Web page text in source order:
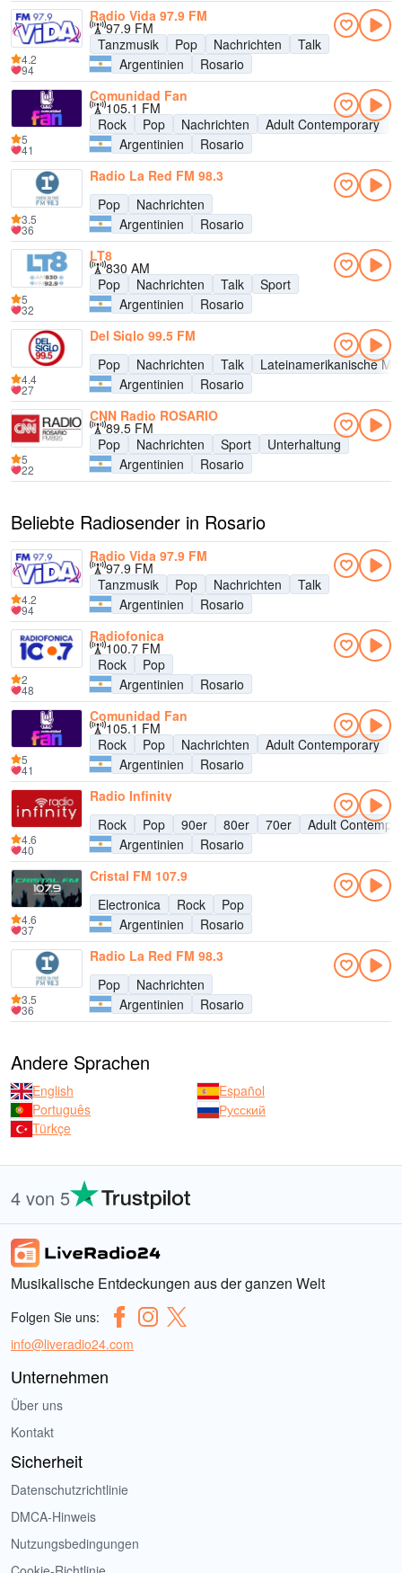
Radio Vida 97.9 FM
97.9 FM
Tanzmusik
Pop Nachrichten
Talk
Argentinien
Rosario
4.2
94
Comunidad Fan
105.1 FM
Rock
Pop Nachrichten Adult Contemporary
Argentinien
Rosario
5
41
Radio La Red FM 98.3
Pop
Nachrichten
Argentinien
Rosario
3.5
36
LT8
830 AM
Pop
Nachrichten Talk
Sport
Argentinien
Rosario
5
32
Del Siglo 99.5 FM
Pop
Nachrichten Talk
Lateinamerikanische
Argentinien
Rosario
4.4
27
CNN Radio ROSARIO
89.5 FM
Pop
Nachrichten Sport
Unterhaltung
Argentinien
Rosario
5
22
Beliebte Radiosender in Rosario
Radio Vida 97.9 FM
97.9 FM
Tanzmusik
Pop Nachrichten
Talk
Argentinien
Rosario
4.2
94
Radiofonica
100.7 FM
Rock
Pop
Argentinien
Rosario
2
48
Comunidad Fan
105.1 FM
Rock
Pop Nachrichten Adult Contemporary
Argentinien
Rosario
5
41
Radio Infinity
Rock
Pop 90er 80er 70er
Adult
Argentinien
Rosario
4.6
40
Cristal FM 107.9
Electronica
Rock
Pop
Argentinien
Rosario
4.6
37
Radio La Red FM 98.3
Pop
Nachrichten
Argentinien
Rosario
3.5
36
Andere Sprachen
English
Español
Português
Русский
Türkçe
4 von 5
Musikalische Entdeckungen aus der ganzen Welt
Folgen Sie uns:
info@liveradio24.com
Unternehmen
Über uns
Kontakt
Sicherheit
Datenschutzrichtlinie
DMCA-Hinweis
Nutzungsbedingungen